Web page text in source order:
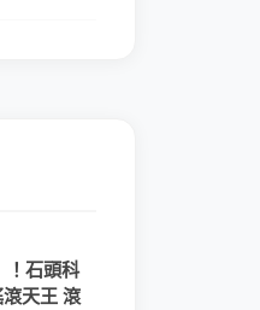
！石頭科
天王 滾